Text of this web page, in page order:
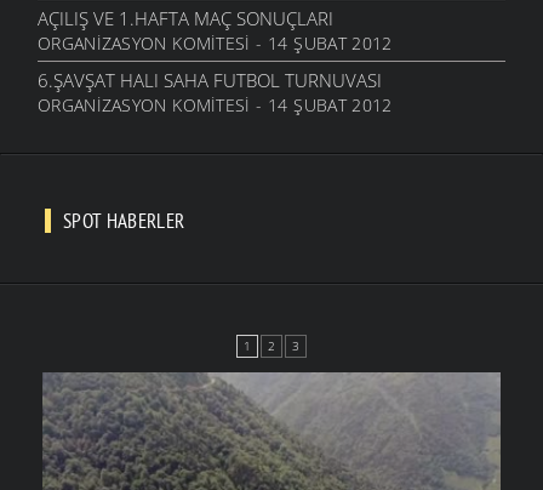
AÇILIŞ VE 1.HAFTA MAÇ SONUÇLARI
ORGANIZASYON KOMITESI - 14 ŞUBAT 2012
6.ŞAVŞAT HALI SAHA FUTBOL TURNUVASI
ORGANIZASYON KOMITESI - 14 ŞUBAT 2012
SPOT HABERLER
1 2 3